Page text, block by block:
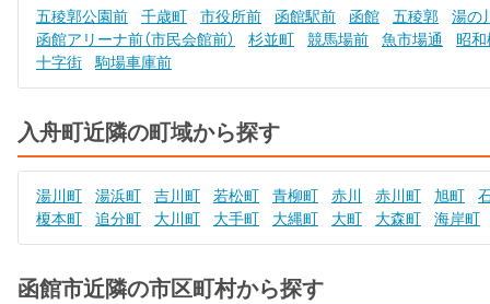
五稜郭公園前 千歳町 市役所前 函館駅前 函館 五稜郭
湯の
函館アリーナ前（市民会館前）
杉並町 競馬場前 魚市場通
昭和
十字街
駒場車庫前
入舟町近隣の町域から探す
湯川町 湯浜町 吉川町 若松町 青柳町 赤川 赤川町 旭町
榎本町
追分町 大川町 大手町 大縄町 大町 大森町 海岸町
函館市近隣の市区町村から探す